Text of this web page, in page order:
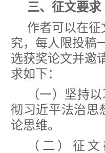
三、征文要求
作者可以在征
究，每人限投稿
选获奖论文并邀
求如下：
（一）坚持
彻习近平法治思
论思维。
（二） 征